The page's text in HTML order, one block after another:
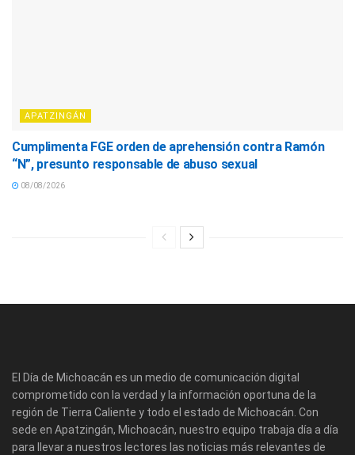
APATZINGÁN
Cumplimenta FGE orden de aprehensión contra Ramón
“N”, presunto responsable de abuso sexual
08/08/2026
El Día de Michoacán es un medio de comunicación digital
comprometido con la verdad y la información oportuna de la
región de Tierra Caliente y todo el estado de Michoacán. Con
sede en Apatzingán, Michoacán, nuestro equipo trabaja día a día
para llevar a nuestros lectores las noticias más relevantes de